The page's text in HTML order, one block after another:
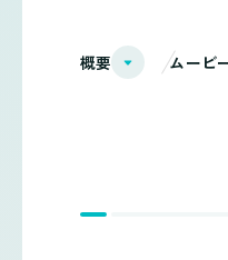
概要 ムービ